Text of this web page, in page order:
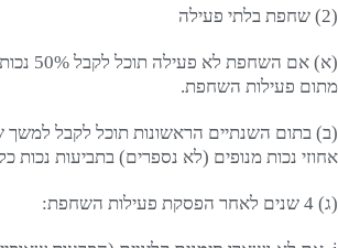
(2) שחפת בלתי פעילה
(א) אם
מתום פעילות השחפת.
אחוזי נכות מנופים (לא נספרים) בתביעות נכות
(ג) 4 שנים לאחר הפסקת פעילות השחפת: